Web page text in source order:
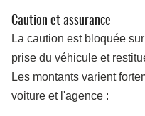
Caution et assurance
La caution est bloquée
prise du véhicule et
Les montants varient
voiture et l'agence :